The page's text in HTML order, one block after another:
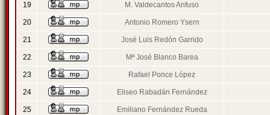
19 M. Valdecantos Anfuso
20 Antonio Romero Ysern
21 José Luis Redón Garrido
22 Mª José Blanco Barea
23 Rafael Ponce López
24 Eliseo Rabadán Fernández
25 Emiliano Fernández Rueda